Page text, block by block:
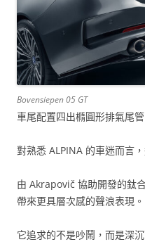
Bovensiepen 05 GT
車尾配置四出橢圓形排氣尾管
對熟悉 ALPINA 的車迷而言
由 Akrapovič 協助開發的鈦
帶來更具層次感的聲浪表現。
它追求的不是吵鬧，而是深